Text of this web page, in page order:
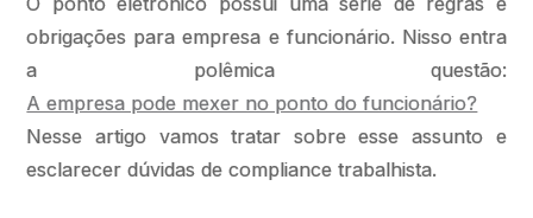
obrigações para empresa e funcionário. Nisso entra
a polêmica questão:
A empresa pode mexer no ponto do funcionário?
Nesse artigo vamos tratar sobre esse assunto e
esclarecer dúvidas de compliance trabalhista.